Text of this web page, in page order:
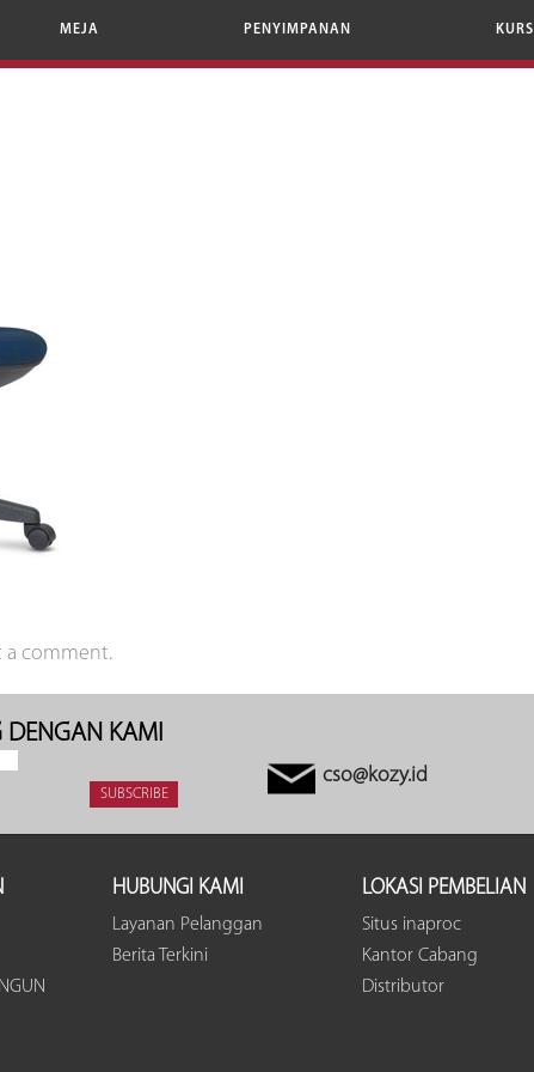
MEJA PENYIMPANAN KURSI
a comment.
DENGAN KAMI
cso@kozy.id
HUBUNGI KAMI
Layanan Pelanggan
Berita Terkini
LOKASI PEMBELIAN
Situs inaproc
Kantor Cabang
Distributor